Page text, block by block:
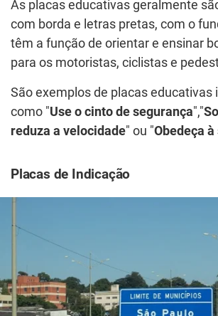
As placas educativas geralmente
com borda e letras pretas, com o
têm a função de orientar e ensinar
para os motoristas, ciclistas e
São exemplos de placas educativas
como "Use o cinto de segurança","
reduza a velocidade" ou "Obedeça
Placas de Indicação